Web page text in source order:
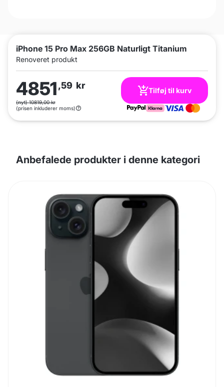
iPhone 15 Pro Max 256GB Naturligt Titanium
Renoveret produkt
4851,59 kr
(nyt) 10819,00 kr
(prisen inkluderer moms)
Tilføj til kurv
Anbefalede produkter i denne kategori